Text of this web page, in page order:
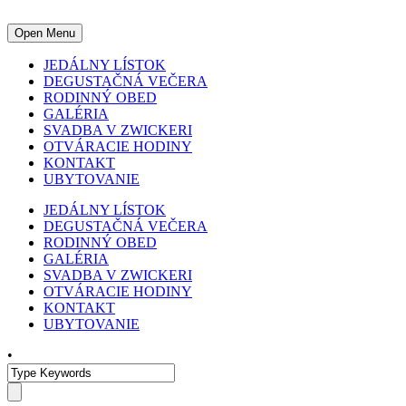
Open Menu
JEDÁLNY LÍSTOK
DEGUSTAČNÁ VEČERA
RODINNÝ OBED
GALÉRIA
SVADBA V ZWICKERI
OTVÁRACIE HODINY
KONTAKT
UBYTOVANIE
JEDÁLNY LÍSTOK
DEGUSTAČNÁ VEČERA
RODINNÝ OBED
GALÉRIA
SVADBA V ZWICKERI
OTVÁRACIE HODINY
KONTAKT
UBYTOVANIE
•